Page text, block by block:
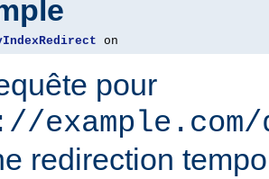
on
pour
example.com/
redirection